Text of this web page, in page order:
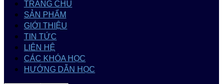
TRANG CHỦ
SẢN PHẨM
GIỚI THIỆU
TIN TỨC
LIÊN HỆ
CÁC KHÓA HỌC
HƯỚNG DẪN HỌC